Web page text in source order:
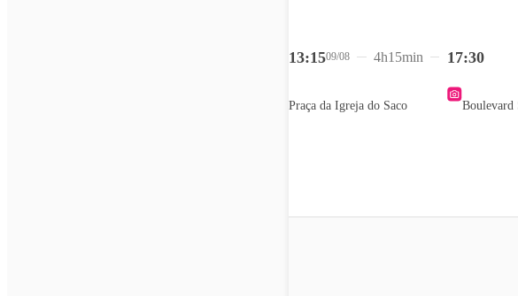
13:1509/08
Praça da Igreja do Saco
17:30
Boulevard
4h15min